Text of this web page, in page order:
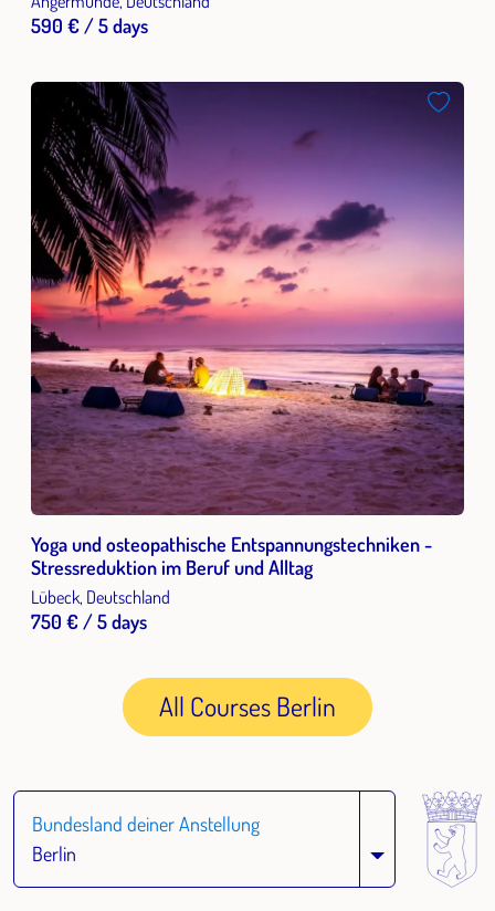
590 € / 5 days
Yoga und osteopathische Entspannungstechniken -
Stressreduktion im Beruf und Alltag
Lübeck, Deutschland
750 € / 5 days
All Courses Berlin
Bundesland deiner Anstellung
Berlin